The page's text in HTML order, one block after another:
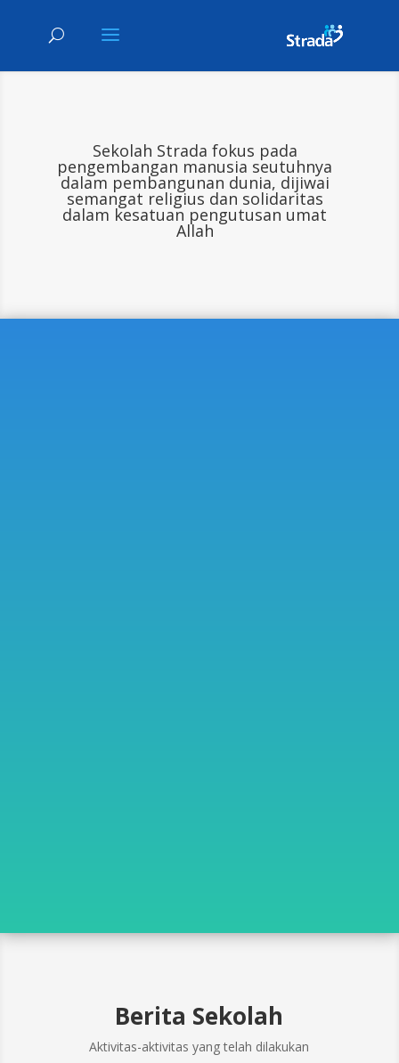
Sekolah Strada fokus pada
pengembangan manusia seutuhnya
dalam pembangunan dunia, dijiwai
semangat religius dan solidaritas
dalam kesatuan pengutusan umat
Allah
Berita Sekolah
Aktivitas-aktivitas yang telah dilakukan